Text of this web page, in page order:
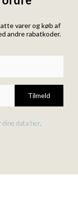
varer og køb af
andre rabatkoder.
Tilmeld
dine data her.